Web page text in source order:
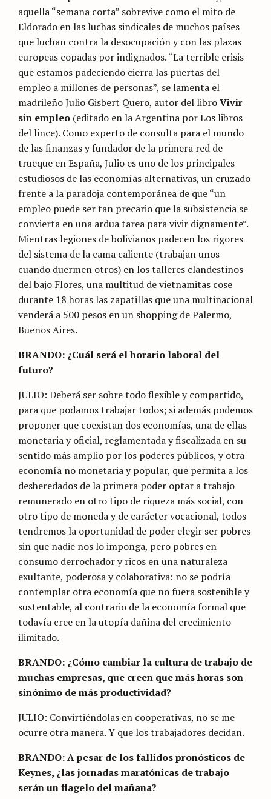
aquella “semana corta” sobrevive como el mito de
Eldorado en las luchas sindicales de muchos países
que luchan contra la desocupación y con las plazas
europeas copadas por indignados. “La terrible crisis
que estamos padeciendo cierra las puertas del
empleo a millones de personas”, se lamenta el
madrileño Julio Gisbert Quero, autor del libroVivir
sin empleo (editado en la Argentina por Los libros
del lince). Como experto de consulta para el mundo
de las finanzas y fundador de la primera red de
trueque en España, Julio es uno de los principales
estudiosos de las economías alternativas, un cruzado
frente a la paradoja contemporánea de que “un
empleo puede ser tan precario que la subsistencia se
convierta en una ardua tarea para vivir dignamente”.
Mientras legiones de bolivianos padecen los rigores
del sistema de la cama caliente (trabajan unos
cuando duermen otros) en los talleres clandestinos
del bajo Flores, una multitud de vietnamitas cose
durante 18 horas las zapatillas que una multinacional
venderá a 500 pesos en un shopping de Palermo,
Buenos Aires.
BRANDO: ¿Cuál será el horario laboral del
futuro?
JULIO: Deberá ser sobre todo flexible y compartido,
para que podamos trabajar todos; si además podemos
proponer que coexistan dos economías, una de ellas
monetaria y oficial, reglamentada y fiscalizada en su
sentido más amplio por los poderes públicos, y otra
economía no monetaria y popular, que permita a los
desheredados de la primera poder optar a trabajo
remunerado en otro tipo de riqueza más social, con
otro tipo de moneda y de carácter vocacional, todos
tendremos la oportunidad de poder elegir ser pobres
sin que nadie nos lo imponga, pero pobres en
consumo derrochador y ricos en una naturaleza
exultante, poderosa y colaborativa: no se podría
contemplar otra economía que no fuera sostenible y
sustentable, al contrario de la economía formal que
todavía cree en la utopía dañina del crecimiento
ilimitado.
BRANDO: ¿Cómo cambiar la cultura de trabajo de
muchas empresas, que creen que más horas son
sinónimo de más productividad?
JULIO: Convirtiéndolas en cooperativas, no se me
ocurre otra manera. Y que los trabajadores decidan.
BRANDO: A pesar de los fallidos pronósticos de
Keynes, ¿las jornadas maratónicas de trabajo
serán un flagelo del mañana?